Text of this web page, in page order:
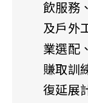
飲服務
及戶外
業選配
賺取訓
復延展